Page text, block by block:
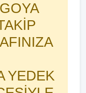
YEDEK